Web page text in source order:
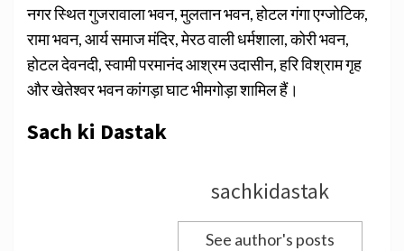
नगर स्थित गुजरावाला भवन, मुलतान भवन, होटल गंगा एग्जोटिक,
रामा भवन, आर्य समाज मंदिर, मेरठ वाली धर्मशाला, कोरी भवन,
होटल देवनदी, स्वामी परमानंद आश्रम उदासीन, हरि विश्राम गृह
और खेतेश्वर भवन कांगड़ा घाट भीमगोड़ा शामिल हैं।
Sach ki Dastak
sachkidastak
See author's posts